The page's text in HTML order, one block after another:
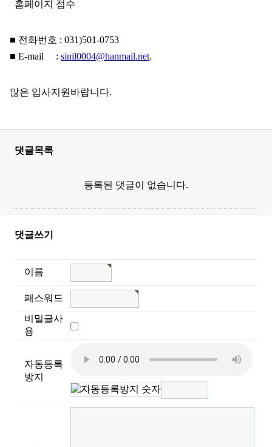
홈페이지 접수
■ 전화번호 : 031)501-0753
■ E-mail : sinil0004@hanmail.net.
많은 입사지원바랍니다.
댓글목록
등록된 댓글이 없습니다.
댓글쓰기
이름
패스워드
비밀글사
용
자동등록
방지